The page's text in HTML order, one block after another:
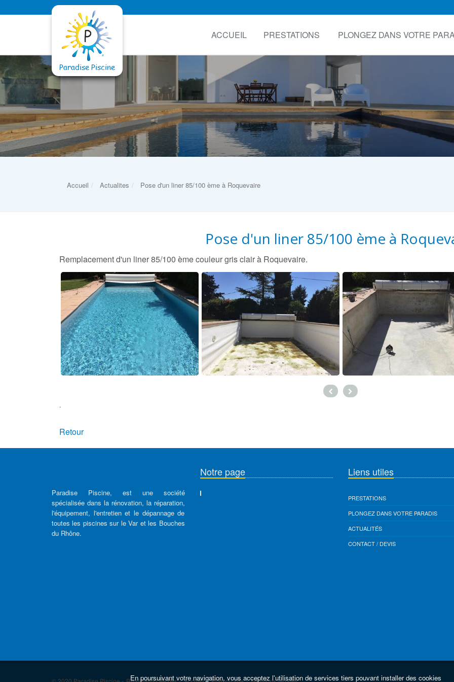
ACCUEIL PRESTATIONS PLONGEZ DANS VOTRE
Accueil Actualites Pose d'un liner 85/100 ème à Roquevaire
Pose d'un liner 85/100 ème à
Remplacement d'un liner 85/100 ème couleur gris clair à Roquevaire.
.
Retour
Paradise Piscine, est une société
spécialisée dans la rénovation, la réparation,
l'équipement, l'entretien et le dépannage de
toutes les piscines sur le Var et les Bouches
du Rhône.
Notre page Liens utiles
PRESTATIONS
PLONGEZ DANS VOTRE PARADIS
ACTUALITÉS
CONTACT / DEVIS
En poursuivant votre navigation, vous acceptez l'utilisation de services tiers pouvant installer des cookies